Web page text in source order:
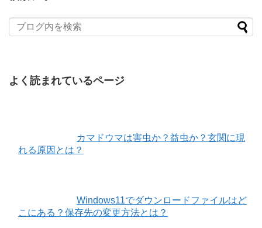
よく読まれているページ
カマドウマは害虫か？益虫か？玄関に現
れる原因とは？
Windows11でダウンロードファイルはど
こにある？保存先の変更方法とは？